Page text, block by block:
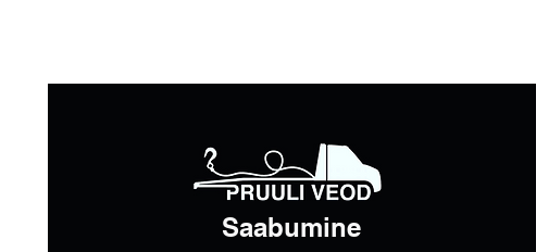
Saabumine